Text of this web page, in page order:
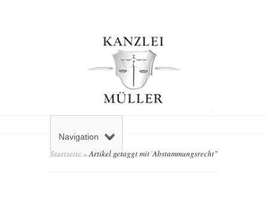
Navigation
Startseite»Artikel getaggt mit"Abstammungsrecht"